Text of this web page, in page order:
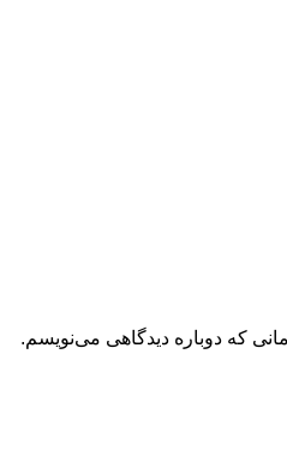
که دوباره دیدگاهی می‌نویسم.